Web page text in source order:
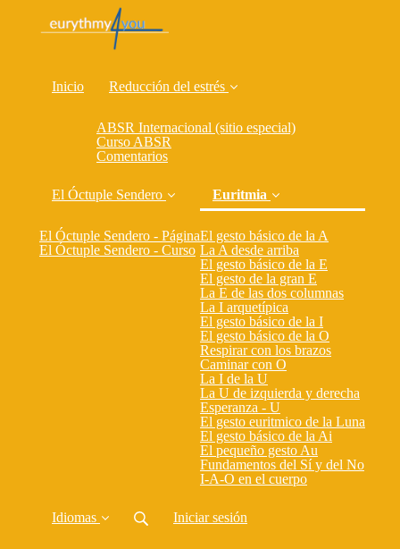
Inicio Reducción del estrés
ABSR Internacional (sitio especial)
Curso ABSR
Comentarios
El Óctuple Sendero
El Óctuple Sendero - Página
El Óctuple Sendero - Curso
Euritmia
El gesto básico de la A
La A desde arriba
El gesto básico de la E
El gesto de la gran E
La E de las dos columnas
La I arquetípica
El gesto básico de la I
El gesto básico de la O
Respirar con los brazos
Caminar con O
La I de la U
La U de izquierda y derecha
Esperanza - U
El gesto euritmico de la Luna
El gesto básico de la Ai
El pequeño gesto Au
Fundamentos del Sí y del No
I-A-O en el cuerpo
Idiomas Iniciar sesión